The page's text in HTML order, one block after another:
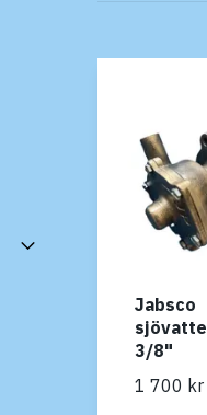
Jabsco
3/8"
1 700 kr